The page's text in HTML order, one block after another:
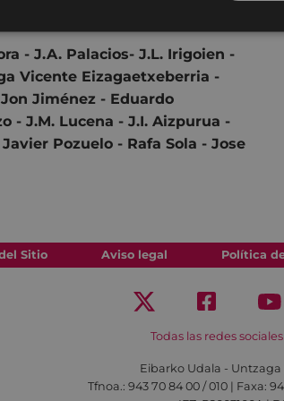
de Fotografía.
- J.A. Palacios- J.L. Irigoien -
Vicente Eizagaetxeberria -
Jiménez - Eduardo
- J.M. Lucena - J.I. Aizpurua -
Pozuelo - Rafa Sola - Jose
Sitio Aviso legal Política
Todas las redes
Eibarko Udala - Untzaga
Tfnoa.: 943 70 84 00 / 010 | Faxa: